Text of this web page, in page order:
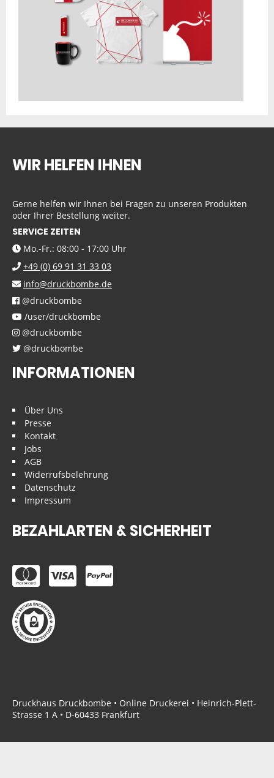
WIR HELFEN IHNEN
Gerne helfen wir Ihnen bei Fragen zu unseren Produkten
oder Ihrer Bestellung weiter.
SERVICE ZEITEN
Mo.-Fr.: 08:00 - 17:00 Uhr
+49 (0) 69 91 31 33 03
info@druckbombe.de
@druckbombe
/user/druckbombe
@druckbombe
@druckbombe
INFORMATIONEN
Über Uns
Presse
Kontakt
Jobs
AGB
Widerrufsbelehrung
Datenschutz
Impressum
BEZAHLARTEN & SICHERHEIT
Druckhaus Druckbombe • Online Druckerei • Heinrich-Plett-
Strasse 1 A • D-60433 Frankfurt